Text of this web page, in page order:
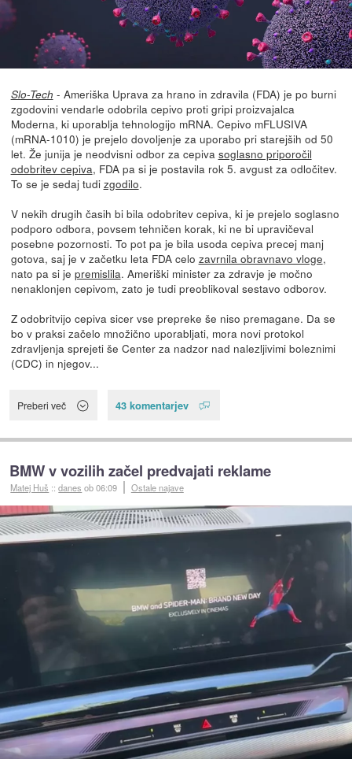
Slo-Tech - Ameriška Uprava za hrano in zdravila (FDA) je po burni
zgodovini vendarle odobrila cepivo proti gripi proizvajalca
Moderna, ki uporablja tehnologijo mRNA. Cepivo mFLUSIVA
(mRNA-1010) je prejelo dovoljenje za uporabo pri starejših od 50
let. Že junija je neodvisni odbor za cepiva soglasno priporočil
odobritev cepiva, FDA pa si je postavila rok 5. avgust za odločitev.
To se je sedaj tudi zgodilo.
V nekih drugih časih bi bila odobritev cepiva, ki je prejelo soglasno
podporo odbora, povsem tehničen korak, ki ne bi upravičeval
posebne pozornosti. To pot pa je bila usoda cepiva precej manj
gotova, saj je v začetku leta FDA celo zavrnila obravnavo vloge,
nato pa si je premislila. Ameriški minister za zdravje je močno
nenaklonjen cepivom, zato je tudi preoblikoval sestavo odborov.
Z odobritvijo cepiva sicer vse prepreke še niso premagane. Da se
bo v praksi začelo množično uporabljati, mora novi protokol
zdravljenja sprejeti še Center za nadzor nad nalezljivimi boleznimi
(CDC) in njegov...
Preberi več 43 komentarjev
BMW v vozilih začel predvajati reklame
Matej Huš ::danes ob 06:09 Ostale najave